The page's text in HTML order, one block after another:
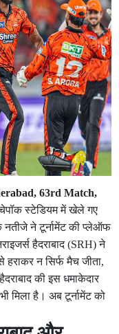
63rd Match,
स्टेडियम में खेले गए
ने टूर्नामेंट की प्लेऑफ
हैदराबाद (SRH) ने
न सिर्फ मैच जीता,
की इस धमाकेदार
मिला है। अब टूर्नामेंट को